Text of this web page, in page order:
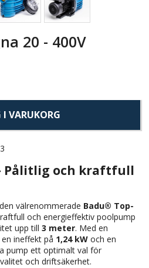
20 - 400V
I VARUKORG
Pålitlig och kraftfull
välrenommerade Badu® Top-
och energieffektiv poolpump
upp till 3 meter. Med en
en ineffekt på 1,24 kW och en
pump ett optimalt val för
och driftsäkerhet.